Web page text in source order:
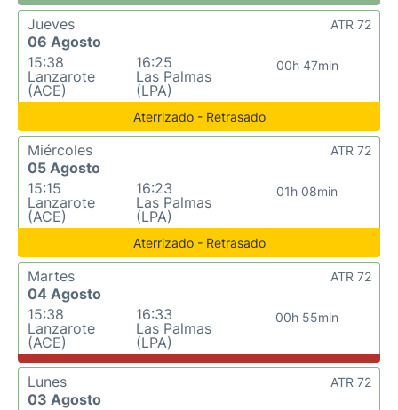
Jueves
06 Agosto
15:38
Lanzarote
(ACE)
16:25
Las Palmas
(LPA)
00h 47min
ATR 72
Aterrizado - Retrasado
Miércoles
05 Agosto
15:15
Lanzarote
(ACE)
16:23
Las Palmas
(LPA)
01h 08min
ATR 72
Aterrizado - Retrasado
Martes
04 Agosto
15:38
Lanzarote
(ACE)
16:33
Las Palmas
(LPA)
00h 55min
ATR 72
Lunes
03 Agosto
ATR 72